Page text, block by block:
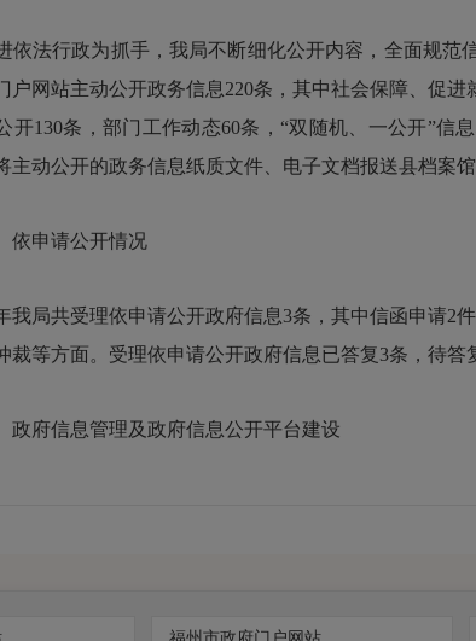
法行政为抓手，我局不断细化公开内容，全面规范
户网站主动公开政务信息220条，其中社会保障、促
开130条，部门工作动态60条，“双随机、一公开”信
主动公开的政务信息纸质文件、电子文档报送县档案馆
申请公开情况
局共受理依申请公开政府信息3条，其中信函申请2
裁等方面。受理依申请公开政府信息已答复3条，待答
府信息管理及政府信息公开平台建设